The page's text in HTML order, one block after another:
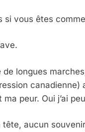
si vous êtes
de longues
canadienne)
peur. Oui j’ai
tête, aucun